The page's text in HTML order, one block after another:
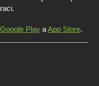
Google Play aApp Store.